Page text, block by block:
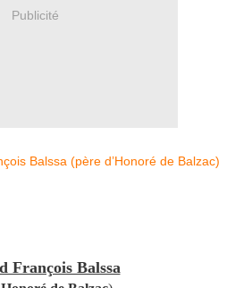
Publicité
François Balssa